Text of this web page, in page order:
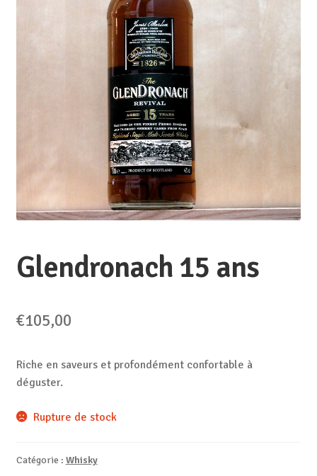
Glendronach 15 ans
€105,00
Riche en saveurs et profondément confortable à
déguster.
Rupture de stock
Catégorie : Whisky